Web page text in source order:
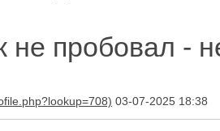
не пробовал -
03-07-2025 18:38